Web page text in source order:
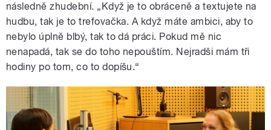
následně zhudební. „Když je to obráceně a textujete na
hudbu, tak je to trefovačka. A když máte ambici, aby to
nebylo úplně blbý, tak to dá práci. Pokud mě nic
nenapadá, tak se do toho nepouštím. Nejradši mám tři
hodiny po tom, co to dopíšu.“